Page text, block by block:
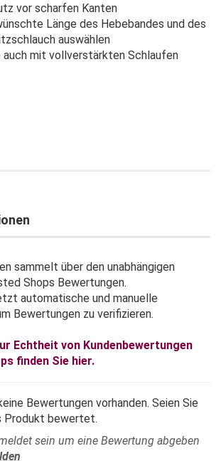
vor scharfen Kanten
Länge des Hebebandes und des
auswählen
auch mit vollverstärkten Schlaufen
sammelt über den unabhängigen
Shops Bewertungen.
automatische und manuelle
Bewertungen zu verifizieren.
Echtheit von Kundenbewertungen
finden Sie hier.
Bewertungen vorhanden. Seien Sie
Produkt bewertet.
sein um eine Bewertung abgeben